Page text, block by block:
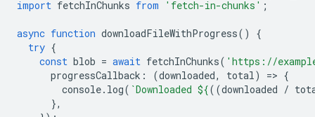
import fetchInChunks from 'fetch-in-chunks' ;
async function downloadFileWithProgress()
{
try {
const blob = await fetchInChunks( 'https://
progressCallback : (downloaded, total) => {
console. log( `Downloaded ${((downloaded /
},